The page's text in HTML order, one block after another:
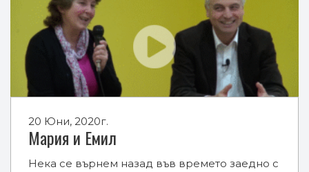
20 Юни, 2020г.
Мария и Емил
Нека се върнем назад във времето заедно с